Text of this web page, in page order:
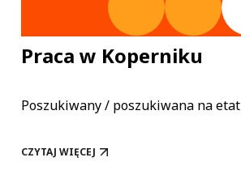
Praca w Koperniku
Poszukiwany / poszukiwana na etat
CZYTAJ WIĘCEJ
PRACA W KOPERNIKU